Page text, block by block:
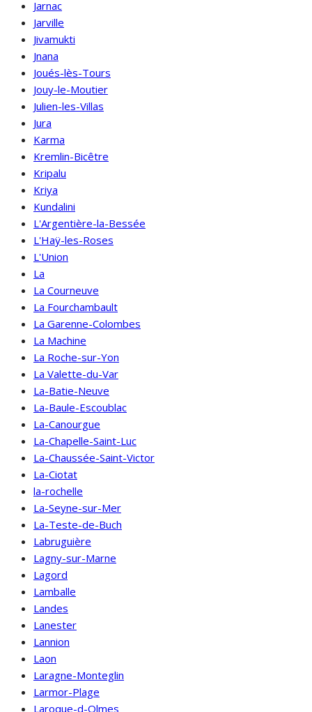
Jarnac
Jarville
Jivamukti
Jnana
Joués-lès-Tours
Jouy-le-Moutier
Julien-les-Villas
Jura
Karma
Kremlin-Bicêtre
Kripalu
Kriya
Kundalini
L'Argentière-la-Bessée
L'Haÿ-les-Roses
L'Union
La
La Courneuve
La Fourchambault
La Garenne-Colombes
La Machine
La Roche-sur-Yon
La Valette-du-Var
La-Batie-Neuve
La-Baule-Escoublac
La-Canourgue
La-Chapelle-Saint-Luc
La-Chaussée-Saint-Victor
La-Ciotat
la-rochelle
La-Seyne-sur-Mer
La-Teste-de-Buch
Labruguière
Lagny-sur-Marne
Lagord
Lamballe
Landes
Lanester
Lannion
Laon
Laragne-Monteglin
Larmor-Plage
Laroque-d-Olmes